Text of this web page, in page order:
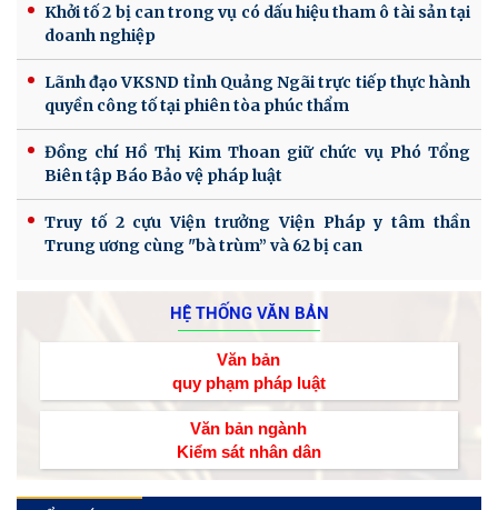
Khởi tố 2 bị can trong vụ có dấu hiệu tham ô tài sản tại
doanh nghiệp
Lãnh đạo VKSND tỉnh Quảng Ngãi trực tiếp thực hành
quyền công tố tại phiên tòa phúc thẩm
Đồng chí Hồ Thị Kim Thoan giữ chức vụ Phó Tổng
Biên tập Báo Bảo vệ pháp luật
Truy tố 2 cựu Viện trưởng Viện Pháp y tâm thần
Trung ương cùng "bà trùm” và 62 bị can
HỆ THỐNG VĂN BẢN
Văn bản
quy phạm pháp luật
Văn bản ngành
Kiểm sát nhân dân